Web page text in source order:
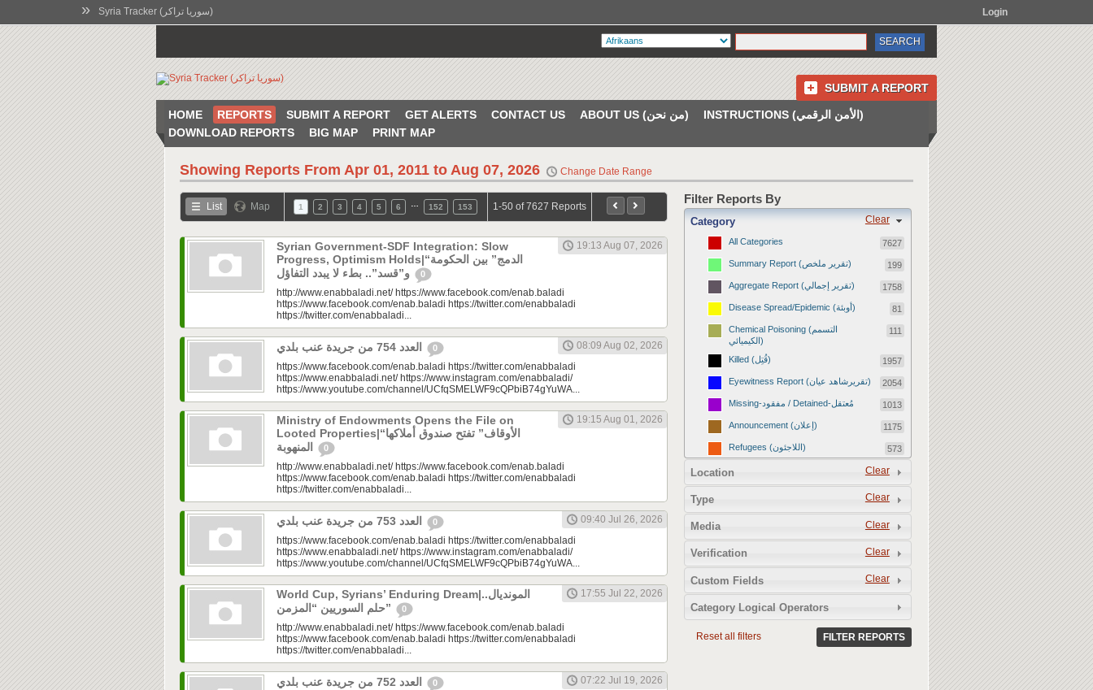
» Syria Tracker (سوريا تراكر) Login
SUBMIT A REPORT
HOME REPORTS SUBMIT A REPORT GET ALERTS CONTACT US ABOUT US (من نحن)
INSTRUCTIONS (الأمن الرقمي)
DOWNLOAD REPORTS
BIG MAP PRINT MAP
Showing Reports From Apr 01, 2011 to Aug 07, 2026 Change Date Range
List Map 1 2 3 4 5 6 152 153 1-50 of 7627 Reports
Syrian Government-SDF Integration: Slow
Progress, Optimism Holds|“الدمج” بين الحكومة
0
19:13 Aug 07, 2026
http://www.enabbaladi.net/ https://www.facebook.com/enab.baladi
https://www.facebook.com/enab.baladi https://twitter.com/enabbaladi
https://twitter.com/enabbaladi...
0
08:09 Aug 02, 2026
https://www.facebook.com/enab.baladi https://twitter.com/enabbaladi
https://www.enabbaladi.net/ https://www.instagram.com/enabbaladi/
https://www.youtube.com/channel/UCfqSMELWF9cQPbiB74gYuWA...
Ministry of Endowments Opens the File on
Looted Properties|“الأوقاف” تفتح صندوق أملاكها
0
19:15 Aug 01, 2026
http://www.enabbaladi.net/ https://www.facebook.com/enab.baladi
https://www.facebook.com/enab.baladi https://twitter.com/enabbaladi
https://twitter.com/enabbaladi...
0
09:40 Jul 26, 2026
https://www.facebook.com/enab.baladi https://twitter.com/enabbaladi
https://www.enabbaladi.net/ https://www.instagram.com/enabbaladi/
https://www.youtube.com/channel/UCfqSMELWF9cQPbiB74gYuWA...
World Cup, Syrians’ Enduring Dream|المونديال..
حلم السوريين “المزمن”
0
17:55 Jul 22, 2026
http://www.enabbaladi.net/ https://www.facebook.com/enab.baladi
https://www.facebook.com/enab.baladi https://twitter.com/enabbaladi
https://twitter.com/enabbaladi...
0
07:22 Jul 19, 2026
Filter Reports By
Clear
Category
All Categories 7627
Summary Report (تقرير ملخص) 199
Aggregate Report (تقرير إجمالي) 1758
Disease Spread/Epidemic (أوبئة) 81
Chemical Poisoning (التسمم
الكيميائي)
111
Killed (قُتِل) 1957
Eyewitness Report (تقريرشاهد عيان) 2054
Missing-مفقود / Detained-مُعتقل 1013
Announcement (إعلان) 1175
Refugees (اللاجئون) 573
1672
Revenge Killings (القتل بدافع الانتقام) 11
2
13
Clear
Location
Clear
Type
Clear
Media
Clear
Verification
Clear
Custom Fields
Category Logical Operators
Reset all filters FILTER REPORTS